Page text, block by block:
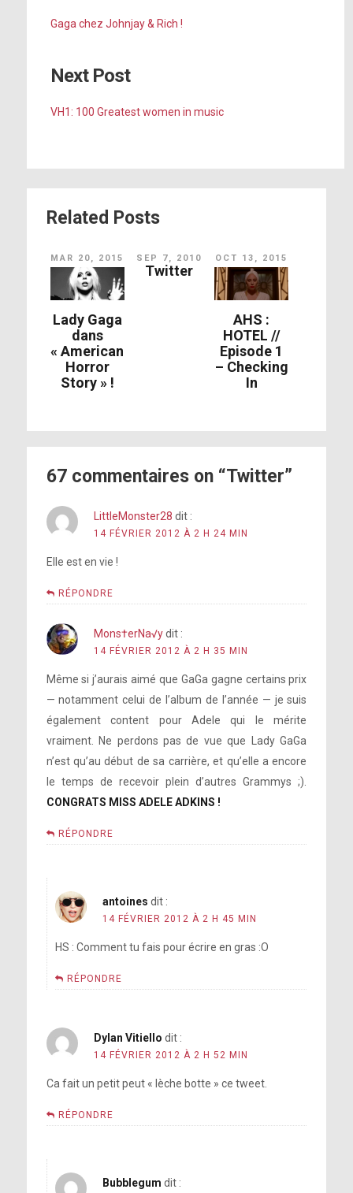
Gaga chez Johnjay & Rich !
Next Post
VH1: 100 Greatest women in music
Related Posts
MAR 20, 2015
Lady Gaga
dans
« American
Horror
Story » !
SEP 7, 2010
Twitter
OCT 13, 2015
AHS :
HOTEL //
Episode 1
– Checking
In
67 commentaires on “Twitter”
LittleMonster28 dit :
14 FÉVRIER 2012 À 2 H 24 MIN
Elle est en vie !
RÉPONDRE
Mons†erNa√y dit :
14 FÉVRIER 2012 À 2 H 35 MIN
Même si j’aurais aimé que GaGa gagne certains prix
— notamment celui de l’album de l’année — je suis
également content pour Adele qui le mérite
vraiment. Ne perdons pas de vue que Lady GaGa
n’est qu’au début de sa carrière, et qu’elle a encore
le temps de recevoir plein d’autres Grammys ;).
CONGRATS MISS ADELE ADKINS !
RÉPONDRE
antoines dit :
14 FÉVRIER 2012 À 2 H 45 MIN
HS : Comment tu fais pour écrire en gras :O
RÉPONDRE
Dylan Vitiello dit :
14 FÉVRIER 2012 À 2 H 52 MIN
Ca fait un petit peut « lèche botte » ce tweet.
RÉPONDRE
Bubblegum dit :